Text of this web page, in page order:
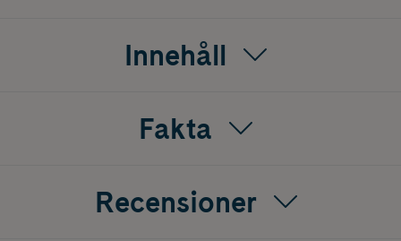
fukten i huden.Innehåll
Fakta
Recensioner